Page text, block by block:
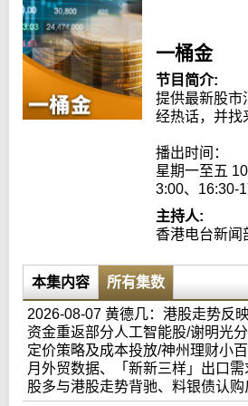
一桶金
节目简介:
提供最新股市
经热话，并找
播出时间：
星期一至五
3:00、16:30-
主持人:
香港电台新闻
本集内容 所有集数
2026-08-07 黄德几：港股走势反
资金重返部分人工智能股/谢明光
定价策略及成本投放/神州理财小
月外贸数据、「新新三样」出口
股多与港股走势背驰、料银债认购